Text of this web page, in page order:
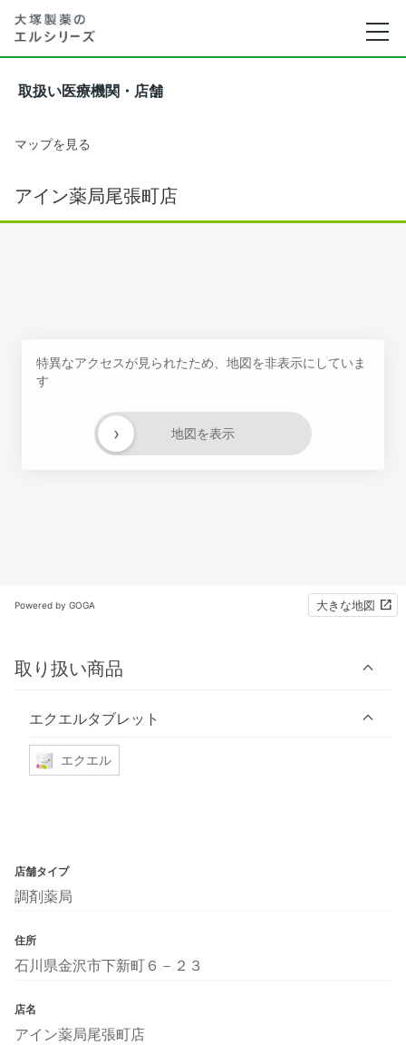
取扱い医療機関・店舗
マップを見る
アイン薬局尾張町店
特異なアクセスが見られたため、地図を非表示にしていま
す
地図を表示
›
Powered by GOGA 大きな地図
取り扱い商品
エクエルタブレット
エクエル
店舗タイプ
調剤薬局
住所
石川県金沢市下新町６－２３
店名
アイン薬局尾張町店